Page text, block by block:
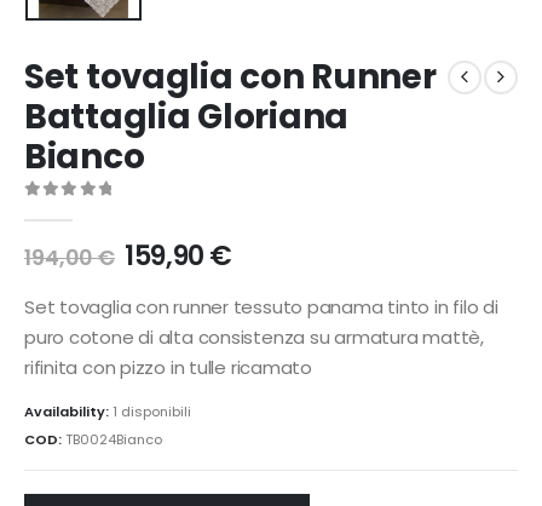
Set tovaglia con Runner
Battaglia Gloriana
Bianco
194,00€ Il
prezzo
originale
era:
194,00 €.
159,90€Il
attuale
è:
159,90 €.
Set tovaglia con runner tessuto panama tinto in filo di
puro cotone di alta consistenza su armatura mattè,
rifinita con pizzo in tulle ricamato
Availability: 1 disponibili
COD:TB0024Bianco